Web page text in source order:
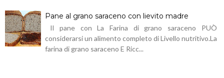
Pane al grano saraceno con lievito madre
Il pane con La Farina di grano saraceno PUÒ
considerarsi un alimento completo di Livello nutritivo.La
farina di grano saraceno E Ricc...